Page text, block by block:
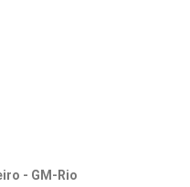
- GM-Rio